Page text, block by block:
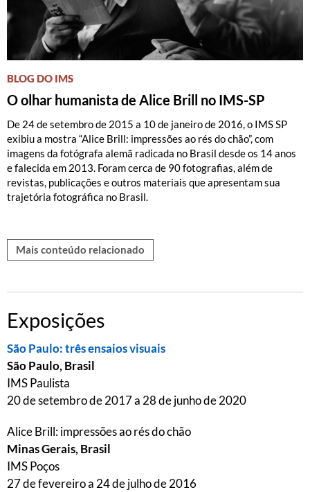
BLOG DO IMS
O olhar humanista de Alice Brill no IMS-SP
De 24 de setembro de 2015 a 10 de janeiro de 2016, o IMS SP
exibiu a mostra “Alice Brill: impressões ao rés do chão”, com
imagens da fotógrafa alemã radicada no Brasil desde os 14 anos
e falecida em 2013. Foram cerca de 90 fotografias, além de
revistas, publicações e outros materiais que apresentam sua
trajetória fotográfica no Brasil.
Mais conteúdo relacionado
Exposições
São Paulo: três ensaios visuais
São Paulo, Brasil
IMS Paulista
20 de setembro de 2017 a 28 de junho de 2020
Alice Brill: impressões ao rés do chão
Minas Gerais, Brasil
IMS Poços
27 de fevereiro a 24 de julho de 2016